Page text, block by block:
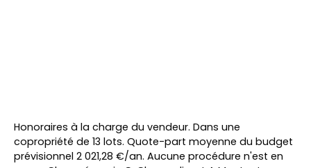
Honoraires à la charge du vendeur. Dans une
copropriété de 13 lots. Quote-part moyenne du budget
prévisionnel 2 021,28 €/an. Aucune procédure n'est en